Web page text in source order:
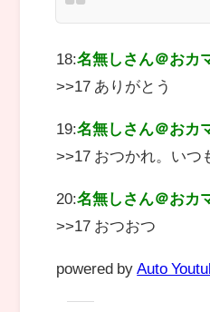
18:名無しさん＠おカ
>>17 ありがとう
19:名無しさん＠おカ
>>17 おつかれ。いつ
20:名無しさん＠おカ
>>17 おつおつ
powered by Auto